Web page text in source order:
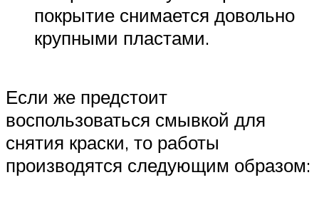
покрытие снимается довольно
крупными пластами.
Если же предстоит
воспользоваться смывкой для
снятия краски, то работы
производятся следующим образом: